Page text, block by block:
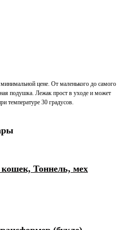
цене. От маленького до самого
подушка. Лежак прост в уходе и может
температуре 30 градусов.
Тоннель, мех